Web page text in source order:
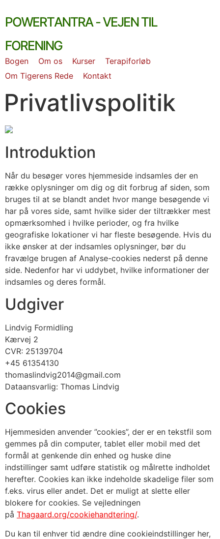
to
content
PowerTantra - vejen til
forening
Bogen Om os Kurser
Terapiforløb
Om Tigerens Rede
Kontakt
Privatlivspolitik
Introduktion
Når du besøger vores hjemmeside indsamles der en
række oplysninger om dig og dit forbrug af siden, som
bruges til at se blandt andet hvor mange besøgende vi
har på vores side, samt hvilke sider der tiltrækker mest
opmærksomhed i hvilke perioder, og fra hvilke
geografiske lokationer vi har fleste besøgende. Hvis du
ikke ønsker at der indsamles oplysninger, bør du
fravælge brugen af Analyse-cookies nederst på denne
side. Nedenfor har vi uddybet, hvilke informationer der
indsamles og deres formål.
Udgiver
Lindvig Formidling
Kærvej 2
CVR: 25139704
+45 61354130
thomaslindvig2014@gmail.com
Dataansvarlig: Thomas Lindvig
Cookies
Hjemmesiden anvender ”cookies”, der er en tekstfil som
gemmes på din computer, tablet eller mobil med det
formål at genkende din enhed og huske dine
indstillinger samt udføre statistik og målrette indholdet
herefter. Cookies kan ikke indeholde skadelige filer som
f.eks. virus eller andet. Det er muligt at slette eller
blokere for cookies. Se vejledningen
på Thagaard.org/cookiehandtering/.
Du kan til enhver tid ændre dine cookieindstillinger her,